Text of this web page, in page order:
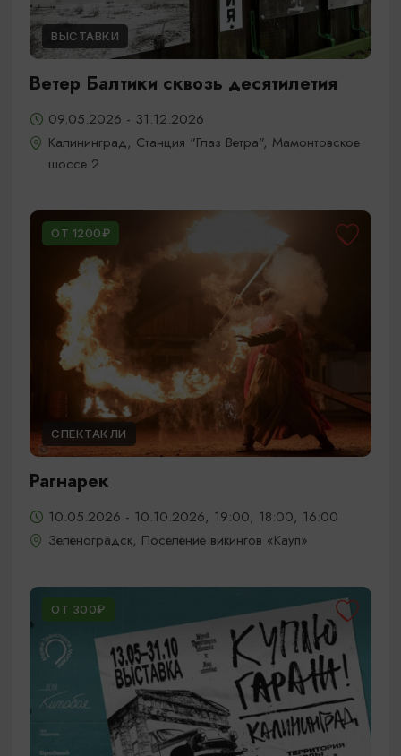
ВЫСТАВКИ
Ветер Балтики сквозь десятилетия
09.05.2026 - 31.12.2026
Калининград, Станция "Глаз Ветра", Мамонтовское
шоссе 2
ОТ 1200₽
СПЕКТАКЛИ
Рагнарек
10.05.2026 - 10.10.2026, 19:00, 18:00, 16:00
Зеленоградск, Поселение викингов «Кауп»
ОТ 300₽